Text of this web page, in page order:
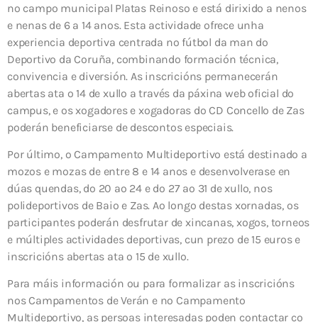
no campo municipal Platas Reinoso e está dirixido a nenos
e nenas de 6 a 14 anos. Esta actividade ofrece unha
experiencia deportiva centrada no fútbol da man do
Deportivo da Coruña, combinando formación técnica,
convivencia e diversión. As inscricións permanecerán
abertas ata o 14 de xullo a través da páxina web oficial do
campus, e os xogadores e xogadoras do CD Concello de Zas
poderán beneficiarse de descontos especiais.
Por último, o Campamento Multideportivo está destinado a
mozos e mozas de entre 8 e 14 anos e desenvolverase en
dúas quendas, do 20 ao 24 e do 27 ao 31 de xullo, nos
polideportivos de Baio e Zas. Ao longo destas xornadas, os
participantes poderán desfrutar de xincanas, xogos, torneos
e múltiples actividades deportivas, cun prezo de 15 euros e
inscricións abertas ata o 15 de xullo.
Para máis información ou para formalizar as inscricións
nos Campamentos de Verán e no Campamento
Multideportivo, as persoas interesadas poden contactar co